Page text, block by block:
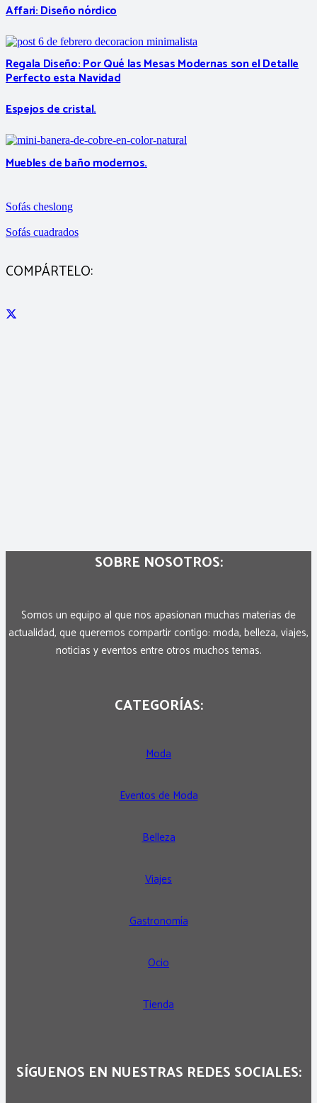
Affari: Diseño nórdico
Regala Diseño: Por Qué las Mesas Modernas son el Detalle
Perfecto esta Navidad
Espejos de cristal.
Muebles de baño modernos.
Sofás cheslong
Sofás cuadrados
COMPÁRTELO:
SOBRE NOSOTROS:
Somos un equipo al que nos apasionan muchas materias de
actualidad, que queremos compartir contigo: moda, belleza, viajes,
noticias y eventos entre otros muchos temas.
CATEGORÍAS:
Moda
Eventos de Moda
Belleza
Viajes
Gastronomía
Ocio
Tienda
SÍGUENOS EN NUESTRAS REDES SOCIALES: